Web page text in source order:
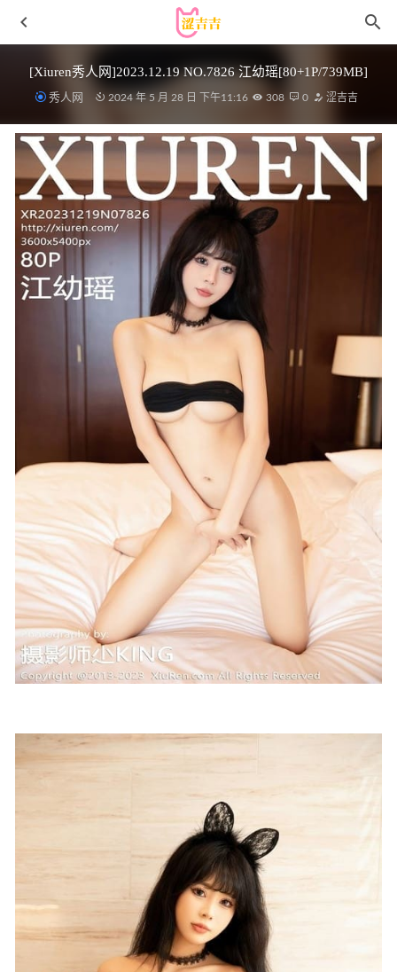
[Xiuren秀人网]2023.12.19 NO.7826 江幼瑶[80+1P/739MB]
秀人网 2024 年 5 月 28 日 下午11:16 308 0 涩吉吉
usejan蓝蓝 – NO.11 奶味软糖 [40P-75MB]
Ligui丽柜 – 2020.11.23 《瓜熟并蒂》凉儿[53+1P53M]
11-12
无颜小天使wy – NO.22 2023赛博 透明兔女郎 [94P4V-
2024-09-17
[微密圈]果儿Victoria – 520挚爱献礼 [14P1V-434MB]
2023-
清水由乃 – NO.054 紫色姐姐 [59P-313MB]